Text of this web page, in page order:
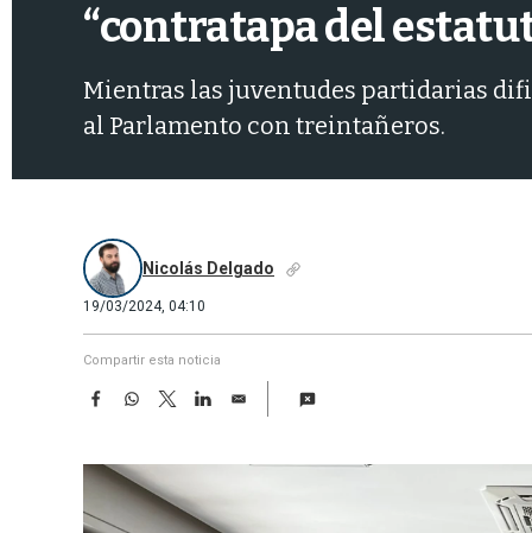
“contratapa del
Mientras las juventudes partidarias
al Parlamento con treintañeros.
Nicolás Delgado
19/03/2024, 04:10
Compartir esta noticia
F
e
b
W
t
s
A
T
w
t
t
e
L
k
d
E
i